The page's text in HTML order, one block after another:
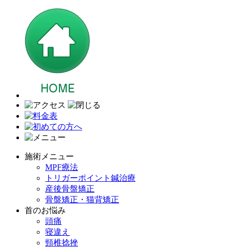
施術メニュー
MPF療法
トリガーポイント鍼治療
産後骨盤矯正
骨盤矯正・猫背矯正
首のお悩み
頭痛
寝違え
頸椎捻挫